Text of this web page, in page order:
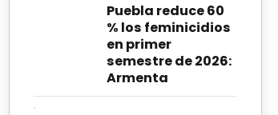
Puebla reduce 60
% los feminicidios
en primer
semestre de 2026:
Armenta